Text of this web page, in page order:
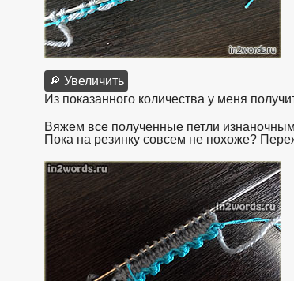
🔎 Увеличить
Из показанного количества у меня
Вяжем все полученные петли
Пока на резинку совсем не похоже?